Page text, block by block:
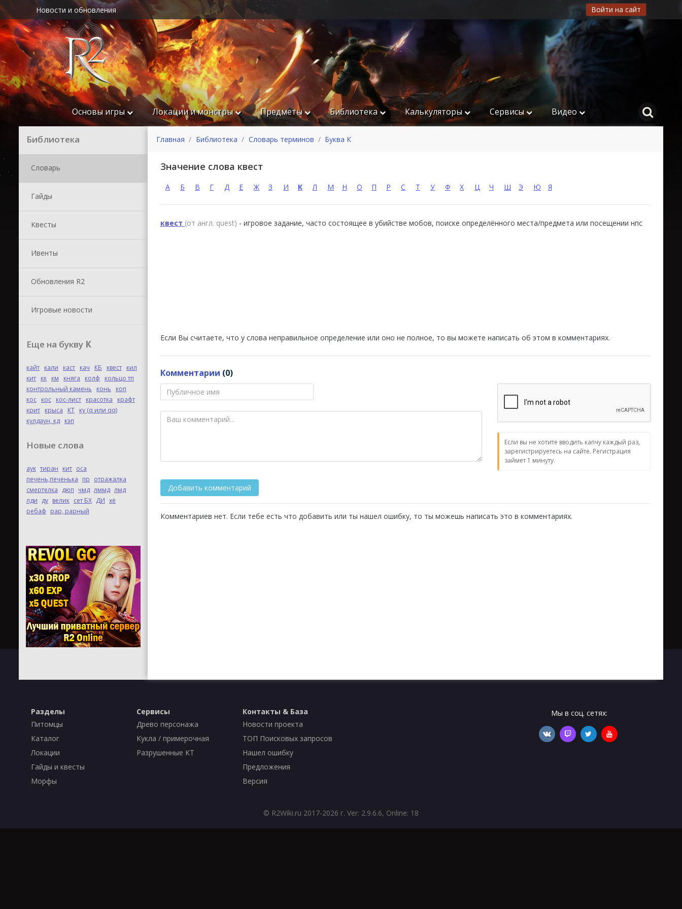
Новости и обновления Войти на сайт
Основы игры Локации и монстры Предметы Библиотека Калькуляторы Сервисы Видео
Библиотека
Словарь
Гайды
Квесты
Ивенты
Обновления R2
Игровые новости
Еще на букву К
кайт кали каст кач КБ квест кил
кит кк км княга колф
кольцо тп
контрольный камень
конь
коп
кос кос кос-лист красотка
крафт
крит крыса КТ ку (q или qq)
кулдаун, кд кэп
Новые слова
аук тиран кит оса
печень,печенька пр отражалка
смертелка дюп чмд лммд лмд
лди ду велик сет БХ ДИ хё
ребаф рар, рарный
Главная Библиотека Словарь терминов Буква К
Значение слова квест
А Б В Г Д Е Ж З И К Л М Н О П Р С Т У Ф Х Ц Ч Ш Э Ю Я
квест (от англ. quest) - игровое задание, часто состоящее в убийстве мобов, поиске определённого места/предмета или посещении нпс
Если Вы считаете, что у слова неправильное определение или оно не полное, то вы можете написать об этом в комментариях.
Комментарии (0)
Если вы не хотите вводить капчу каждый раз,
зарегистрируетесь на сайте. Регистрация
займет 1 минуту.
Комментариев нет. Если тебе есть что добавить или ты нашел ошибку, то ты можешь написать это в комментариях.
Разделы
Питомцы
Каталог
Локации
Гайды и квесты
Морфы
Сервисы
Древо персонажа
Кукла / примерочная
Разрушенные КТ
Контакты & База
Новости проекта
ТОП Поисковых запросов
Нашел ошибку
Предложения
Версия
Мы в соц. сетях:
© R2Wiki.ru 2017-2026 г. Ver: 2.9.6.6, Online: 18